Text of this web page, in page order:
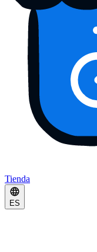
Tienda
ES